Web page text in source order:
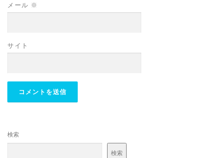
メール ※
サイト
検索
検索